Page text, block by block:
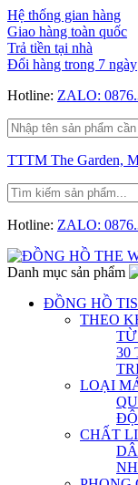
Hệ thống gian hàng
Giao hàng toàn quốc
Trả tiền tại nhà
Đổi hàng trong 7 ngày
Hotline: ZALO:
TTTM The Garden,
Hotline: ZALO:
Danh mục sản phẩm
ĐỒNG HỒ
THEO
TỪ
30
LOẠI
CHẤT